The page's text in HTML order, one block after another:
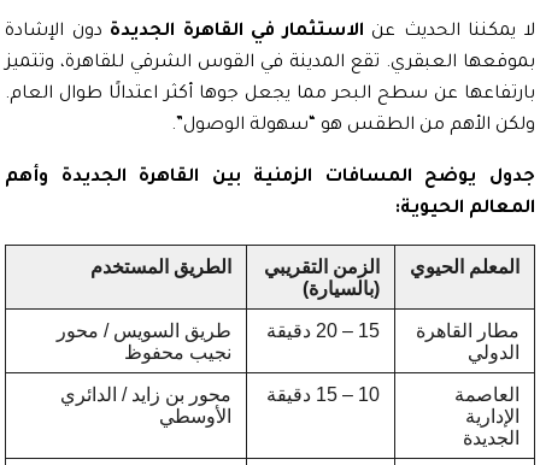
الحديث عن الاستثمار في القاهرة الجديدةدون الإشادة
العبقري. تقع المدينة في القوس الشرقي للقاهرة، وتتميز
عن سطح البحر مما يجعل جوها أكثر اعتدالًا طوال العام.
الأهم من الطقس هو “سهولة الوصول”.
يوضح المسافات الزمنية بين القاهرة الجديدة وأهم
الحيوية:
الحيوي
الزمن التقريبي
(بالسيارة)
الطريق المستخدم
القاهرة
15 – 20 دقيقة
طريق السويس / محور
نجيب محفوظ
محور بن زايد / الدائري
الأوسطي